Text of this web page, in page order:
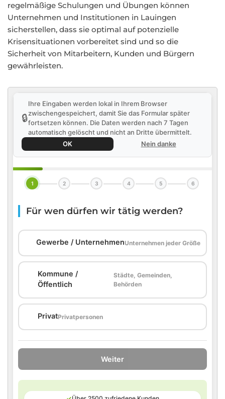
regelmäßige Schulungen und Übungen können
Unternehmen und Institutionen in Lauingen
sicherstellen, dass sie optimal auf potenzielle
Krisensituationen vorbereitet sind und so die
Sicherheit von Mitarbeitern, Kunden und Bürgern
gewährleisten.
🔒
Ihre Eingaben werden lokal in Ihrem Browser
zwischengespeichert, damit Sie das Formular später
fortsetzen können. Die Daten werden nach 7 Tagen
automatisch gelöscht und nicht an Dritte übermittelt.
OK
Nein danke
1 2 3 4 5 6
Für wen dürfen wir tätig werden?
Gewerbe / UnternehmenUnternehmen jeder Größe
Kommune /
Öffentlich
Städte, Gemeinden,
Behörden
PrivatPrivatpersonen
Weiter